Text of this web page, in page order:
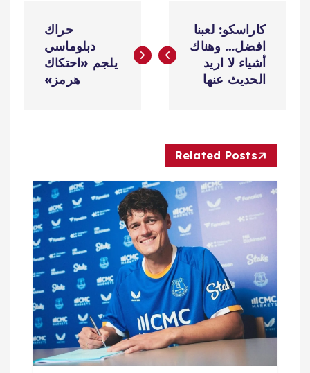
ص
م
ق
كاراسكو: لعبنا
افضل… وهناك
أشياء لا اريد
الحديث عنها
حراك
دبلوماسي
يلجم «احتكاك
هرمز»
Related Posts